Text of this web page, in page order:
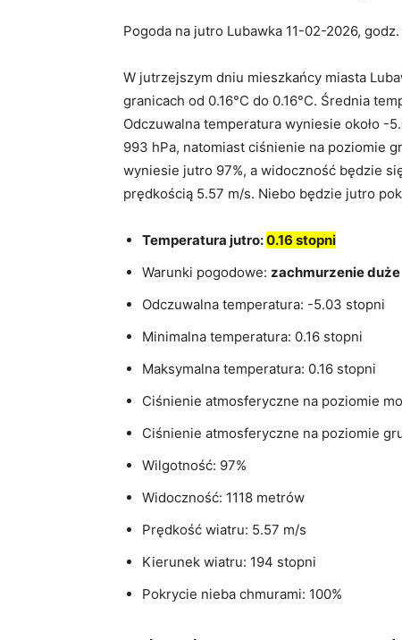
Pogoda na jutro Lubawka 11-02-2026, godz.
W jutrzejszym dniu mieszkańcy miasta
granicach od 0.16°C do 0.16°C. Średnia
Odczuwalna temperatura wyniesie około -
993 hPa, natomiast ciśnienie na poziomie
wyniesie jutro 97%, a widoczność będzie
prędkością 5.57 m/s. Niebo będzie jutro
Temperatura jutro:0.16 stopni
Warunki pogodowe: zachmurzenie duże
Odczuwalna temperatura: -5.03 stopni
Minimalna temperatura: 0.16 stopni
Maksymalna temperatura: 0.16 stopni
Ciśnienie atmosferyczne na poziomie
Ciśnienie atmosferyczne na poziomie
Wilgotność: 97%
Widoczność: 1118 metrów
Prędkość wiatru: 5.57 m/s
Kierunek wiatru: 194 stopni
Pokrycie nieba chmurami: 100%